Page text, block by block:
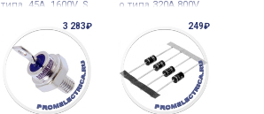
типа 45A 1600V, S
о типа 320A 800V,
3 283₽ 249₽